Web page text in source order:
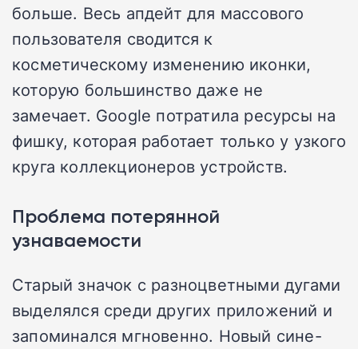
больше. Весь апдейт для массового
пользователя сводится к
косметическому изменению иконки,
которую большинство даже не
замечает. Google потратила ресурсы на
фишку, которая работает только у узкого
круга коллекционеров устройств.
Проблема потерянной
узнаваемости
Старый значок с разноцветными дугами
выделялся среди других приложений и
запоминался мгновенно. Новый сине-